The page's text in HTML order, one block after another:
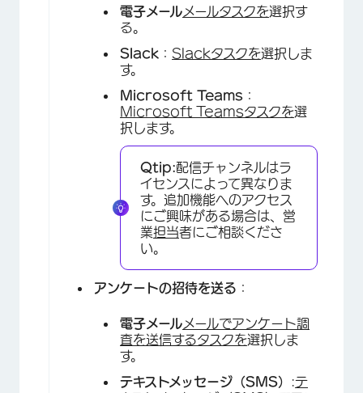
×
電子メール メールタスクを選択す
る。
Slack ： Slackタスクを選択しま
す。
Microsoft Teams ：
Microsoft Teamsタスクを選
択します。
Qtip:配信チャンネルはラ
イセンスによって異なりま
す。追加機能へのアクセス
にご興味がある場合は、営
業担当者にご相談くださ
い。
アンケートの招待を送る ：
電子メール メールでアンケート調
査を送信するタスクを選択しま
す。
テキストメッセージ（SMS）
:テ